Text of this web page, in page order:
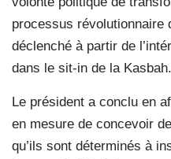
processus révolutionnaire
déclenché à partir de
dans le sit-in de la Kasbah.
Le président a conclu en
en mesure de concevoir
qu’ils sont déterminés à